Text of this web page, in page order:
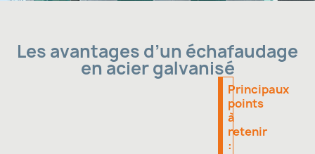
Les avantages d’un échafaudage
en acier galvanisé
Principaux
points
à
retenir
: